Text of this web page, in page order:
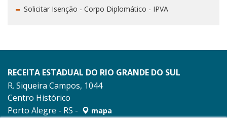
Solicitar Isenção - Corpo Diplomático - IPVA
RECEITA ESTADUAL DO RIO GRANDE DO SUL
R. Siqueira Campos, 1044
Centro Histórico
Porto Alegre - RS -
mapa